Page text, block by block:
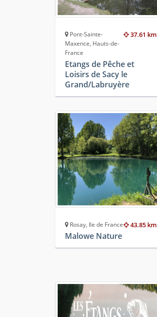
37.61 km
Pont-Sainte-
Maxence, Hauts-de-
France
Etangs de Pêche et
Loisirs de Sacy le
Grand/Labruyère
43.85 km
Rosay, Ile de France
Malowe Nature